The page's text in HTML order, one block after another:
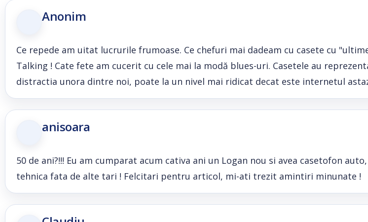
Anonim
Ce repede am uitat lucrurile frumoase. Ce chefuri mai dadeam cu casete cu
Talking ! Cate fete am cucerit cu cele mai la modă blues-uri. Casetele au
distractia unora dintre noi, poate la un nivel mai ridicat decat este internetul
anisoara
50 de ani?!!! Eu am cumparat acum cativa ani un Logan nou si avea casetofon
tehnica fata de alte tari ! Felcitari pentru articol, mi-ati trezit amintiri minunate !